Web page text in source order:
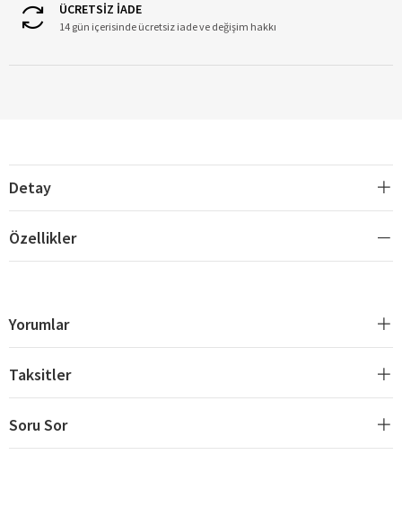
ÜCRETSİZ İADE
14 gün içerisinde ücretsiz iade ve değişim hakkı
Detay
Özellikler
Yorumlar
Taksitler
Soru Sor